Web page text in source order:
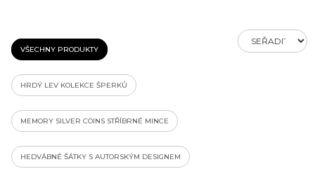
VŠECHNY PRODUKTY
HRDÝ LEV KOLEKCE ŠPERKŮ
MEMORY SILVER COINS STŘÍBRNÉ MINCE
HEDVÁBNÉ ŠÁTKY S AUTORSKÝM DESIGNEM